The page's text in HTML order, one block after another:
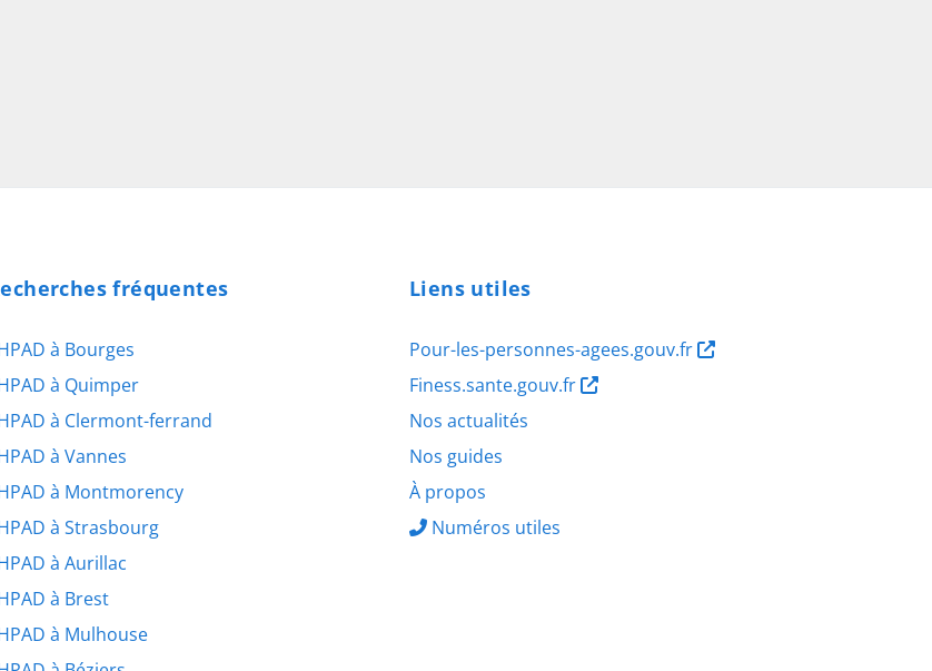
fréquentes
à Bourges
à Quimper
à Clermont-ferrand
à Vannes
à Montmorency
à Strasbourg
à Aurillac
à Brest
à Mulhouse
Liens utiles
Pour-les-personnes-agees.gouv.fr
Finess.sante.gouv.fr
Nos actualités
Nos guides
À propos
Numéros utiles